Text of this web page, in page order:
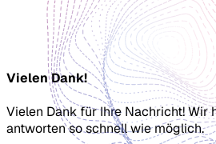
Vielen Dank!
Vielen Dank für Ihre Nachricht! Wir
antworten so schnell wie möglich.